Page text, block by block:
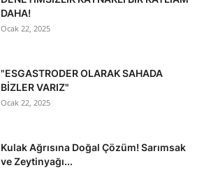
DAHA!
Ocak 22, 2025
"ESGASTRODER OLARAK SAHADA
BİZLER VARIZ"
Ocak 22, 2025
Kulak Ağrısına Doğal Çözüm! Sarımsak
ve Zeytinyağı...